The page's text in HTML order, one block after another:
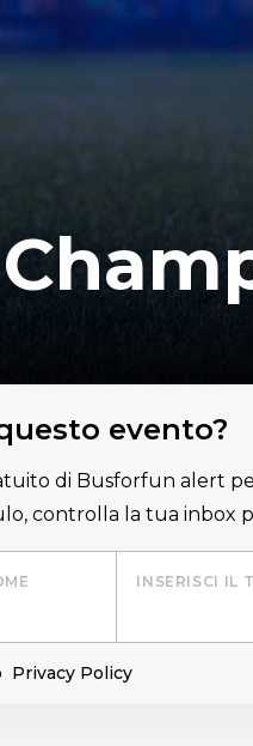
evento?
di Busforfun alert
controlla la tua inbox
INSERISCI IL
Privacy Policy